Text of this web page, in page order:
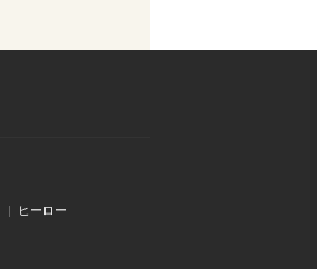
ヒーロー